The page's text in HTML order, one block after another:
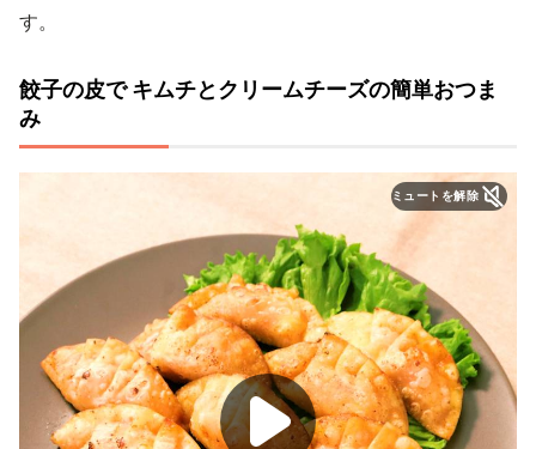
す。
餃子の皮で キムチとクリームチーズの簡単おつま
み
ミュートを解除